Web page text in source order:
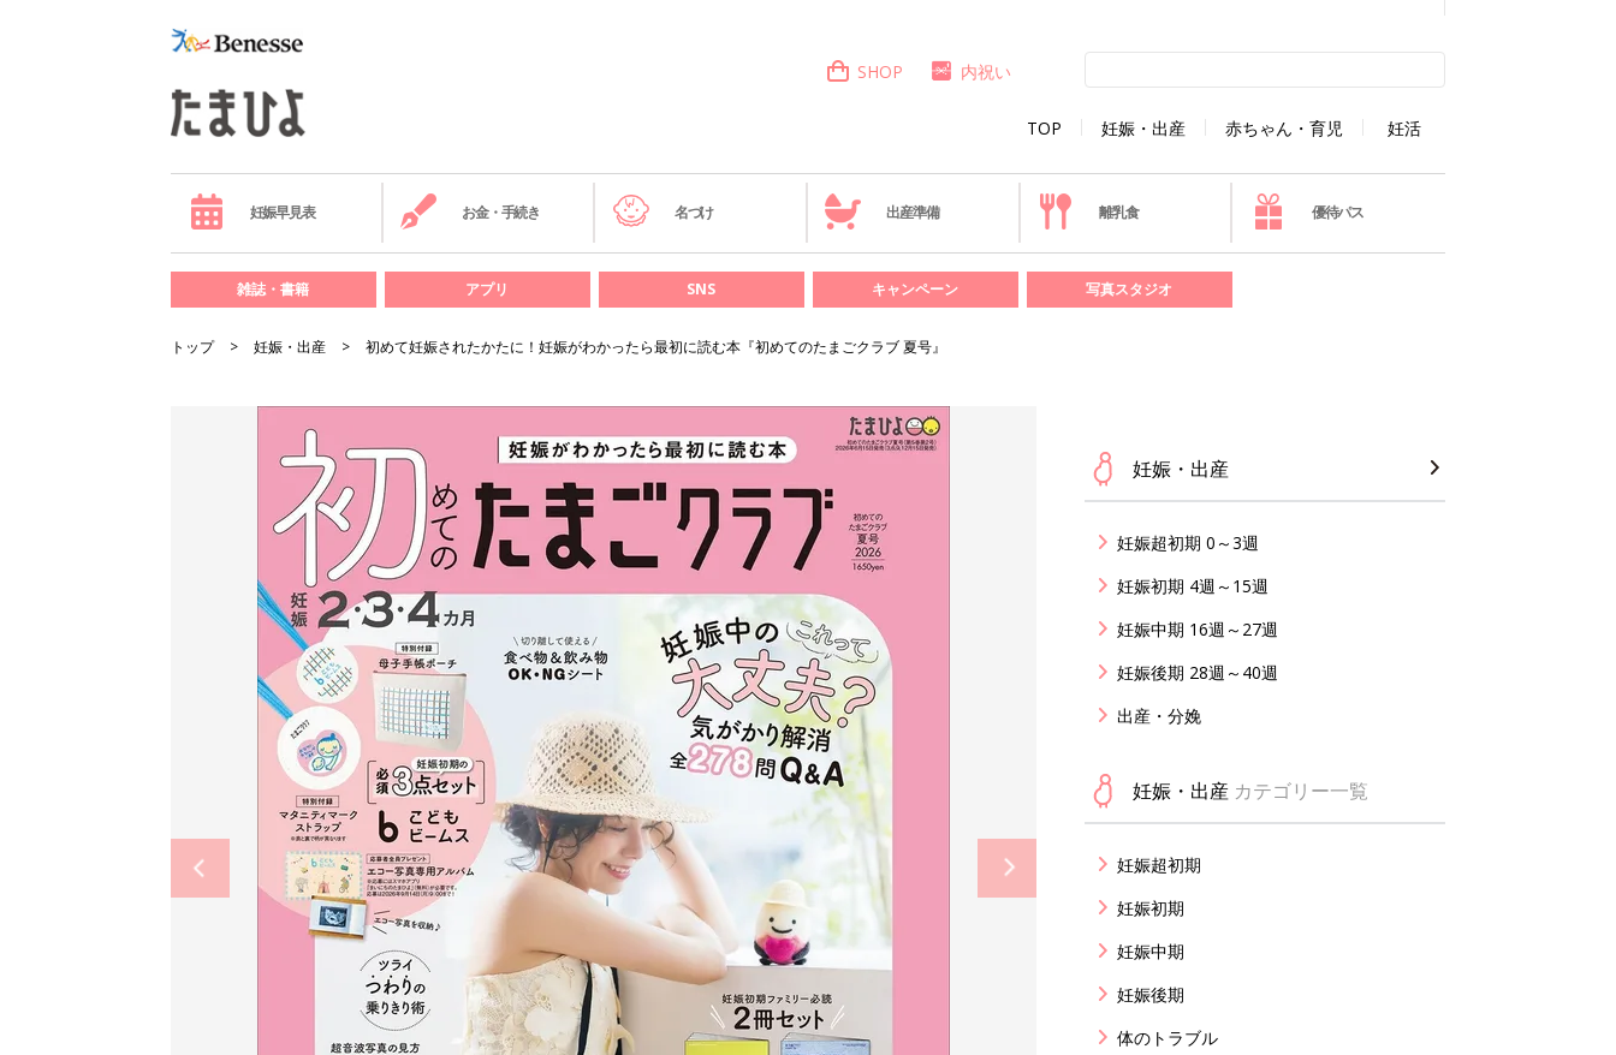
TOP 妊娠・出産 赤ちゃん・育児 妊活
SHOP 内祝い
妊娠早見表 お金・手続き 名づけ 出産準備 離乳食 優待パス
雑誌・書籍 アプリ SNS キャンペーン 写真スタジオ
トップ 妊娠・出産 初めて妊娠されたかたに！妊娠がわかったら最初に読む本『初めてのたまごクラブ 夏号』
妊娠・出産
妊娠超初期 0～3週
妊娠初期 4週～15週
妊娠中期 16週～27週
妊娠後期 28週～40週
出産・分娩
妊娠・出産 カテゴリー一覧
妊娠超初期
妊娠初期
妊娠中期
妊娠後期
体のトラブル